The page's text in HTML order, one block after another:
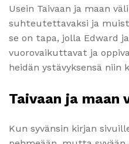
Usein Taivaan ja maan
suhteutettavaksi ja
se on tapa, jolla Edward
vuorovaikuttavat ja
heidän ystävyksensä niin
Taivaan ja maan
Kun syvänsin kirjan